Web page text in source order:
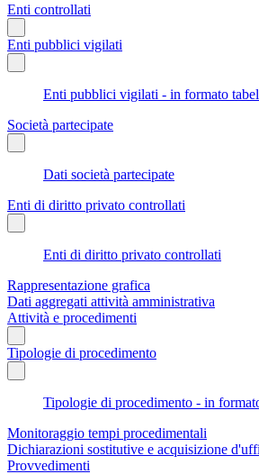
Enti controllati
Enti pubblici vigilati
Enti pubblici vigilati - in formato
Società partecipate
Dati società partecipate
Enti di diritto privato controllati
Enti di diritto privato controllati
Rappresentazione grafica
Dati aggregati attività amministrativa
Attività e procedimenti
Tipologie di procedimento
Tipologie di procedimento - in
Monitoraggio tempi procedimentali
Dichiarazioni sostitutive e acquisizione
Provvedimenti